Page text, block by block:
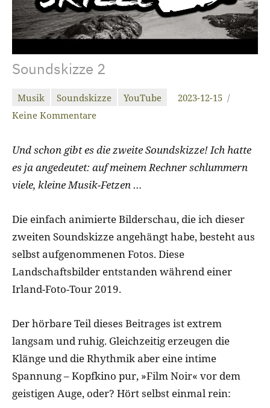
Soundskizze 2
Musik Soundskizze YouTube
2023-12-15
christiandrab
Keine Kommentare
Und schon gibt es die zweite Soundskizze! Ich hatte
es ja angedeutet: auf meinem Rechner schlummern
viele, kleine Musik-Fetzen …
Die einfach animierte Bilderschau, die ich dieser
zweiten Soundskizze angehängt habe, besteht aus
selbst aufgenommenen Fotos. Diese
Landschaftsbilder entstanden während einer
Irland-Foto-Tour 2019.
Der hörbare Teil dieses Beitrages ist extrem
langsam und ruhig. Gleichzeitig erzeugen die
Klänge und die Rhythmik aber eine intime
Spannung – Kopfkino pur, »Film Noir« vor dem
geistigen Auge, oder? Hört selbst einmal rein: